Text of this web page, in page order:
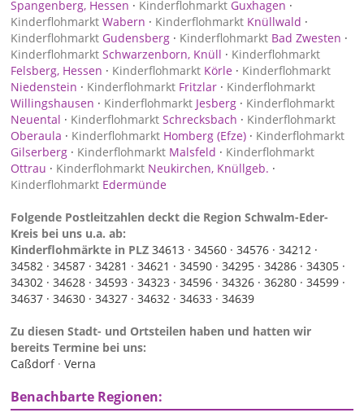
Spangenberg, Hessen · Kinderflohmarkt Guxhagen ·
Kinderflohmarkt Wabern · Kinderflohmarkt Knüllwald ·
Kinderflohmarkt Gudensberg · Kinderflohmarkt Bad Zwesten ·
Kinderflohmarkt Schwarzenborn, Knüll · Kinderflohmarkt
Felsberg, Hessen · Kinderflohmarkt Körle · Kinderflohmarkt
Niedenstein · Kinderflohmarkt Fritzlar · Kinderflohmarkt
Willingshausen · Kinderflohmarkt Jesberg · Kinderflohmarkt
Neuental · Kinderflohmarkt Schrecksbach · Kinderflohmarkt
Oberaula · Kinderflohmarkt Homberg (Efze) · Kinderflohmarkt
Gilserberg · Kinderflohmarkt Malsfeld · Kinderflohmarkt
Ottrau · Kinderflohmarkt Neukirchen, Knüllgeb. ·
Kinderflohmarkt Edermünde
Folgende Postleitzahlen deckt die Region Schwalm-Eder-
Kreis bei uns u.a. ab:
Kinderflohmärkte in PLZ34613 ·34560 ·34576 ·34212 ·
34582 ·34587 ·34281 ·34621 ·34590 ·34295 ·34286 ·34305 ·
34302 ·34628 ·34593 ·34323 ·34596 ·34326 ·36280 ·34599 ·
34637 ·34630 ·34327 ·34632 ·34633 ·34639
Zu diesen Stadt- und Ortsteilen haben und hatten wir
bereits Termine bei uns:
Caßdorf·Verna
Benachbarte Regionen: